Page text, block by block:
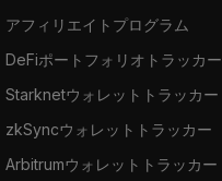
アフィリエイトプログラム
DeFiポートフォリオトラッカー
Starknetウォレットトラッカー
zkSyncウォレットトラッカー
Arbitrumウォレットトラッカー